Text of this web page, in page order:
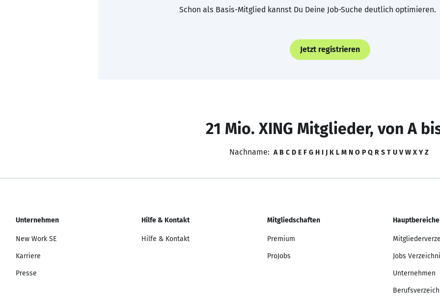
Schon als Basis-Mitglied kannst Du Deine Job-Suche deutlich optimieren.
Jetzt registrieren
21 Mio. XING Mitglieder, von A
Nachname: A B C D E F G H I J K L M N O P Q R S T U V W X Y Z
Unternehmen
New Work SE
Karriere
Presse
Hilfe & Kontakt
Hilfe & Kontakt
Mitgliedschaften
Premium
ProJobs
Hauptbereiche
Jobs
Unternehmen